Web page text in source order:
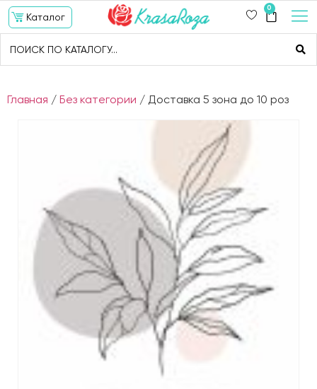
Каталог
0
Главная / Без категории / Доставка 5 зона до 10 роз